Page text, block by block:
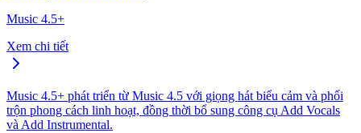
Music 4.5+
Xem chi tiết
Music 4.5+ phát triển từ Music 4.5 với giọng hát biểu cảm và phối
trộn phong cách linh hoạt, đồng thời bổ sung công cụ Add Vocals
và Add Instrumental.